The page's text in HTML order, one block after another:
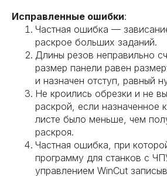
Исправленные ошибки:
Частная ошибка —
раскрое больших заданий.
Длины резов неправильно
размер панели равен
и назначен отступ, равный
Не кроились обрезки и не
раскрой, если назначенное
листе было меньше, чем
раскроя.
Частная ошибка, при
программу для станков с
управлением WinCut